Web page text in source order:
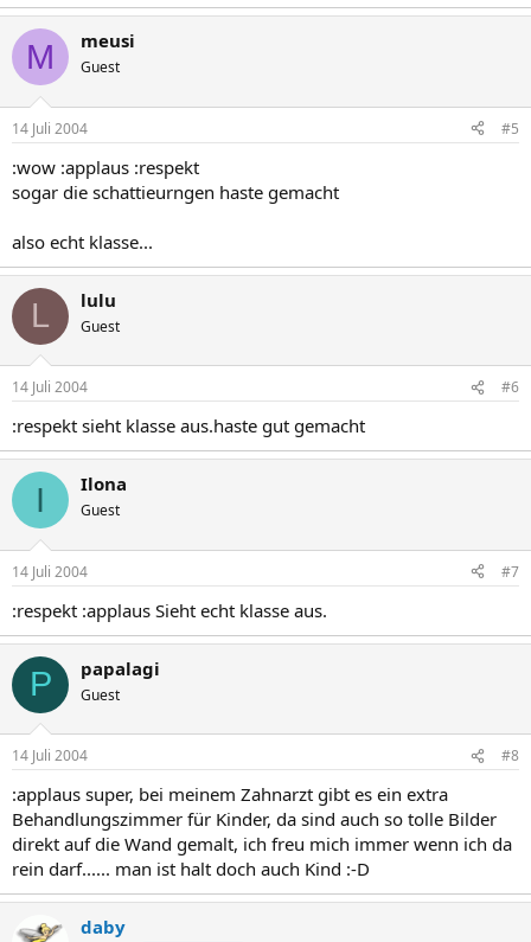
M meusi
Guest
14 Juli 2004 #5
:wow :applaus :respekt
sogar die schattieurngen haste gemacht
also echt klasse...
L lulu
Guest
14 Juli 2004 #6
:respekt sieht klasse aus.haste gut gemacht
I Ilona
Guest
14 Juli 2004 #7
:respekt :applaus Sieht echt klasse aus.
P papalagi
Guest
14 Juli 2004 #8
:applaus super, bei meinem Zahnarzt gibt es ein extra
Behandlungszimmer für Kinder, da sind auch so tolle Bilder
direkt auf die Wand gemalt, ich freu mich immer wenn ich da
rein darf...... man ist halt doch auch Kind :-D
daby